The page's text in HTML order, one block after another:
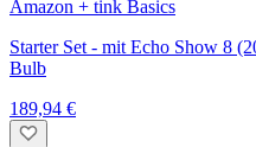
Amazon + tink Basics
Starter Set - mit Echo Show 8
Bulb
189,94 €